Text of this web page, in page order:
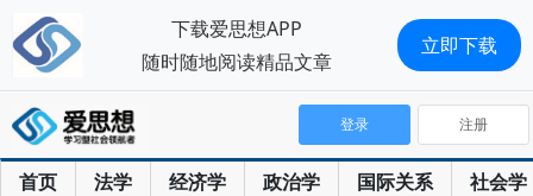
首页 法学 经济学 政治学 国际关系 社会学
登录 注册
下载爱思想APP
随时随地阅读精品文章
立即下载